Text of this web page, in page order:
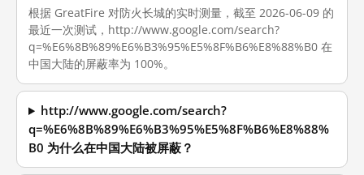
根据 GreatFire 对防火长城的实时测量，截至 2026-06-09 的
最近一次测试，http://www.google.com/search?
q=%E6%8B%89%E6%B3%95%E5%8F%B6%E8%88%B0 在
中国大陆的屏蔽率为 100%。
http://www.google.com/search?
q=%E6%8B%89%E6%B3%95%E5%8F%B6%E8%88%
B0 为什么在中国大陆被屏蔽？